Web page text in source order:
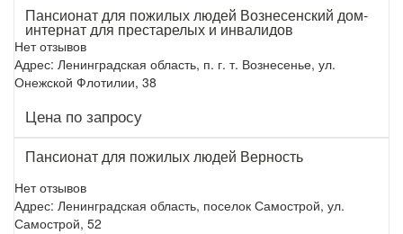
Пансионат для пожилых людей Вознесенский дом-
интернат для престарелых и инвалидов
Нет отзывов
Адрес: Ленинградская область, п. г. т. Вознесенье, ул.
Онежской Флотилии, 38
Цена по запросу
Пансионат для пожилых людей Верность
Нет отзывов
Адрес: Ленинградская область, поселок Самострой, ул.
Самострой, 52